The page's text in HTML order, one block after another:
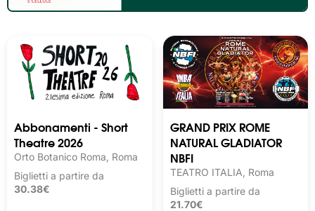
Abbonamenti - Short
Theatre 2026
Orto Botanico Roma, Roma
Biglietti a partire da
30.38€
GRAND PRIX ROME
NATURAL GLADIATOR
NBFI
TEATRO ITALIA, Roma
Biglietti a partire da
21.70€